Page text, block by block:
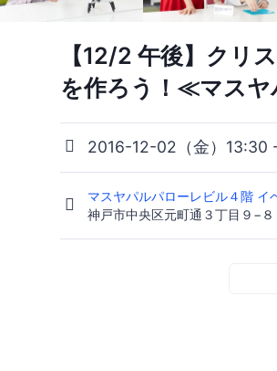
【12/2 午後】クリ
を作ろう！≪マス
2016-12-02（金）13:30
マスヤパルパローレビル４階 イ
神戸市中央区元町通３丁目９−